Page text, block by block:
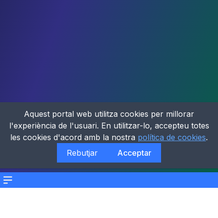
Menu
Aquest portal web utilitza cookies per millorar
l'experiència de l'usuari. En utilitzar-lo, accepteu totes
les cookies d'acord amb la nostra política de cookies.
Rebutjar
Acceptar